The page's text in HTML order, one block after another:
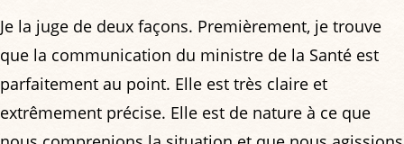
Je la juge de deux façons. Premièrement, je trouve
que la communication du ministre de la Santé est
parfaitement au point. Elle est très claire et
extrêmement précise. Elle est de nature à ce que